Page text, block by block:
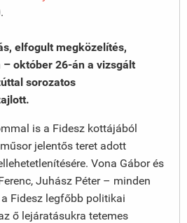
elfogult megközelítés,
október 26-án a vizsgált
sorozatos
is a Fidesz kottájából
jelentős teret adott
Vona Gábor és
Juhász Péter – minden
Fidesz legfőbb politikai
ő lejáratásukra tetemes